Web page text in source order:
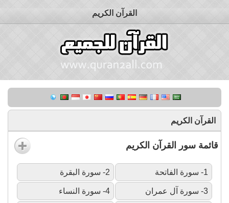
القرآن الكريم
القرآن الكريم
قائمة سور القرآن الكريم
1- سورة الفاتحة 2- سورة البقرة
3- سورة آل عمران 4- سورة النساء